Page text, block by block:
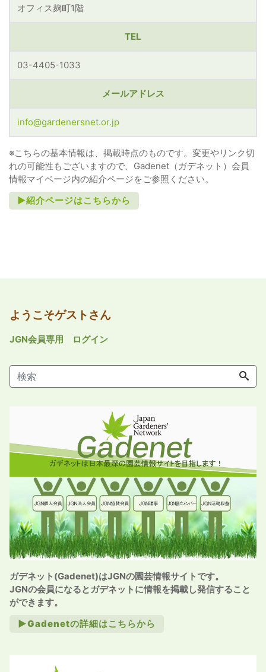
オフィス麹町1階
TEL
03-4405-1033
メールアドレス
info@gardenersnet.or.jp
※こちらの基本情報は、掲載時点のものです。変更やリンク切
れの可能性もございますので、Gadenet（ガデネット）会員
情報マイページ内の紹介ページをご参照ください。
►紹介ページはこちらから
ようこそゲストさん
JGN会員専用 ログイン
ガデネット(Gadenet)はJGNの園芸情報サイトです。
JGNの会員になるとガデネットに情報を掲載し発信すること
ができます。
►Gadenetの詳細はこちらから